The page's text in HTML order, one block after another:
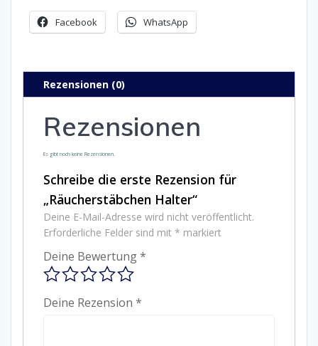
Facebook WhatsApp
Rezensionen (0)
Rezensionen
Es gibt noch keine Rezensionen.
Schreibe die erste Rezension für
„Räucherstäbchen Halter“
Deine E-Mail-Adresse wird nicht veröffentlicht.
Erforderliche Felder sind mit * markiert
Deine Bewertung*
Deine Rezension *